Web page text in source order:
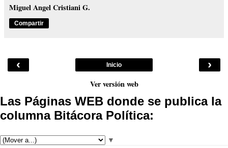
Miguel Angel Cristiani G.
Compartir
‹ ›
Inicio
Ver versión web
Las Páginas WEB donde se publica la
columna Bitácora Política:
▼